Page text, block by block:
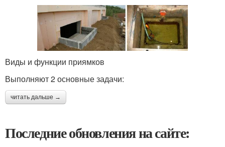
Виды и функции приямков
Выполняют 2 основные задачи:
читать дальше →
Последние обновления на сайте: